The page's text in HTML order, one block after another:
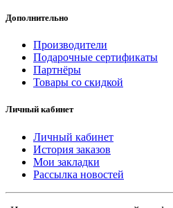
Дополнительно
Производители
Подарочные сертификаты
Партнёры
Товары со скидкой
Личный кабинет
Личный кабинет
История заказов
Мои закладки
Рассылка новостей